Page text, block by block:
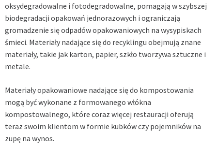
oksydegradowalne i fotodegradowalne, pomagają w szybszej
biodegradacji opakowań jednorazowych i ograniczają
gromadzenie się odpadów opakowaniowych na wysypiskach
śmieci. Materiały nadające się do recyklingu obejmują znane
materiały, takie jak karton, papier, szkło tworzywa sztuczne i
metale.
Materiały opakowaniowe nadające się do kompostowania
mogą być wykonane z formowanego włókna
kompostowalnego, które coraz więcej restauracji oferują
teraz swoim klientom w formie kubków czy pojemników na
zupę na wynos.